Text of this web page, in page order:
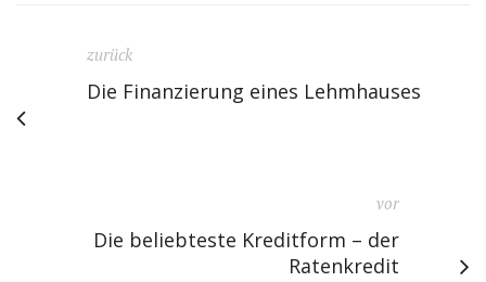
zurück
Die Finanzierung eines Lehmhauses
vor
Die beliebteste Kreditform – der
Ratenkredit